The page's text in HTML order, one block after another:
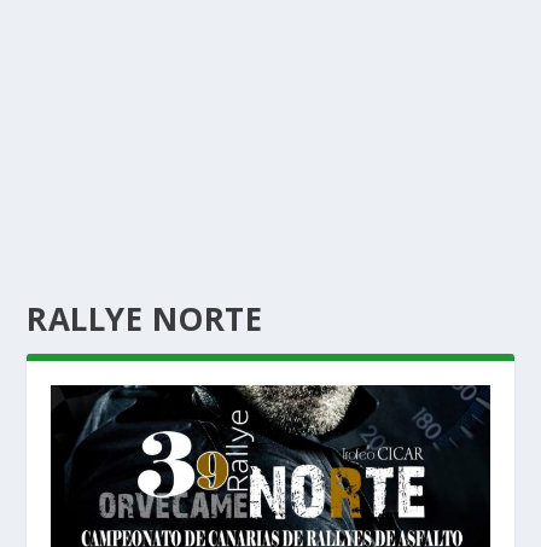
RALLYE NORTE